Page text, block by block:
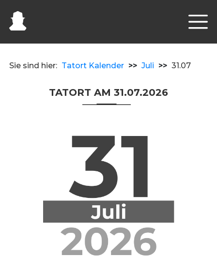
Sie sind hier: Tatort Kalender >> Juli >> 31.07
TATORT AM 31.07.2026